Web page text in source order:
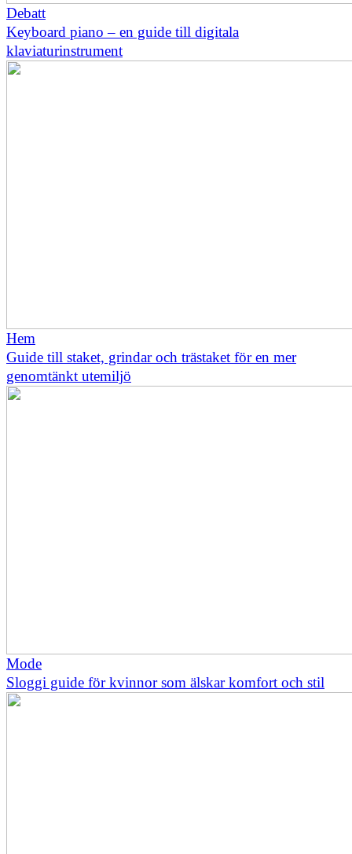
Debatt
Keyboard piano – en guide till digitala
klaviaturinstrument
Hem
Guide till staket, grindar och trästaket för en mer
genomtänkt utemiljö
Mode
Sloggi guide för kvinnor som älskar komfort och stil